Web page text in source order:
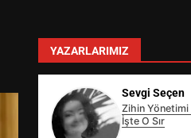
YAZARLARIMIZ
Sevgi Seçen
Zihin Yönetimi
İşte O Sır